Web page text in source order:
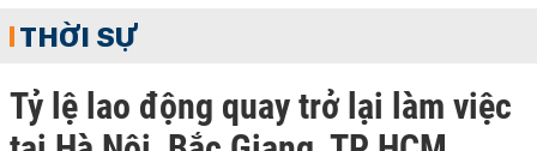
THỜI SỰ
Tỷ lệ lao động quay trở lại làm việc